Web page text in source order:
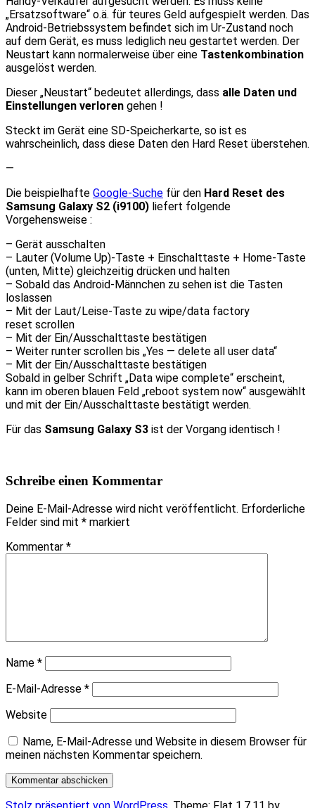
„Ersatzsoftware“ o.ä. für teures Geld aufgespielt werden. Das
Android-Betriebssystem befindet sich im Ur-Zustand noch
auf dem Gerät, es muss lediglich neu gestartet werden. Der
Neustart kann normalerweise über eine Tastenkombination
ausgelöst werden.
Dieser „Neustart“ bedeutet allerdings, dass alle Daten und
Einstellungen verloren gehen !
Steckt im Gerät eine SD-Speicherkarte, so ist es
wahrscheinlich, dass diese Daten den Hard Reset überstehen.
—
Die beispielhafte Google-Suche für den Hard Reset des
Samsung Galaxy S2 (i9100) liefert folgende
Vorgehensweise :
– Gerät ausschalten
– Lauter (Volume Up)-Taste + Einschalttaste + Home-Taste
(unten, Mitte) gleichzeitig drücken und halten
– Sobald das Android-Männchen zu sehen ist die Tasten
loslassen
– Mit der Laut/Leise-Taste zu wipe/data factory
reset scrollen
– Mit der Ein/Ausschalttaste bestätigen
– Weiter runter scrollen bis „Yes — delete all user data“
– Mit der Ein/Ausschalttaste bestätigen
Sobald in gelber Schrift „Data wipe complete“ erscheint,
kann im oberen blauen Feld „reboot system now“ ausgewählt
und mit der Ein/Ausschalttaste bestätigt werden.
Für das Samsung Galaxy S3 ist der Vorgang identisch !
Schreibe einen Kommentar
Deine E-Mail-Adresse wird nicht veröffentlicht. Erforderliche
Felder sind mit * markiert
Kommentar *
Name *
E-Mail-Adresse *
Website
Name, E-Mail-Adresse und Website in diesem Browser für
meinen nächsten Kommentar speichern.